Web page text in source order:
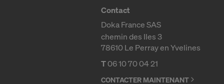
Contact
Doka France SAS
chemin des Iles 3
78610 Le Perray en Yvelines
T06 10 70 04 21
CONTACTER MAINTENANT